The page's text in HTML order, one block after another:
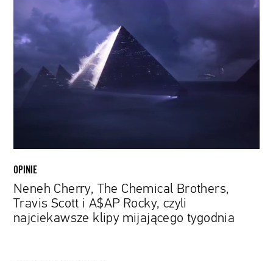
Cherry,
Chemical
Travis
czyli
najciekawsze
mijającego
tygodnia
OPINIE
Neneh Cherry, The Chemical Brothers,
Travis Scott i A$AP Rocky, czyli
najciekawsze klipy mijającego tygodnia